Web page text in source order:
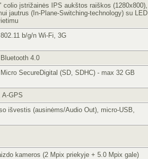
colio įstrižainės IPS aukštos raiškos (1280x800),
jautrus (In-Plane-Switching-technology) su LED
b/g/n Wi-Fi, 3G
4.0
SecureDigital (SD, SDHC) - max 32 GB
A-GPS
išvestis (ausinėms/Audio Out), micro-USB,
kameros (2 Mpix priekyje + 5.0 Mpix gale)